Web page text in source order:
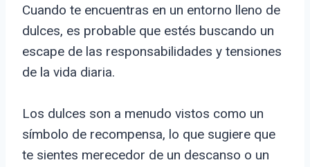
Cuando te encuentras en un entorno lleno de
dulces, es probable que estés buscando un
escape de las responsabilidades y tensiones
de la vida diaria.
Los dulces son a menudo vistos como un
símbolo de recompensa, lo que sugiere que
te sientes merecedor de un descanso o un